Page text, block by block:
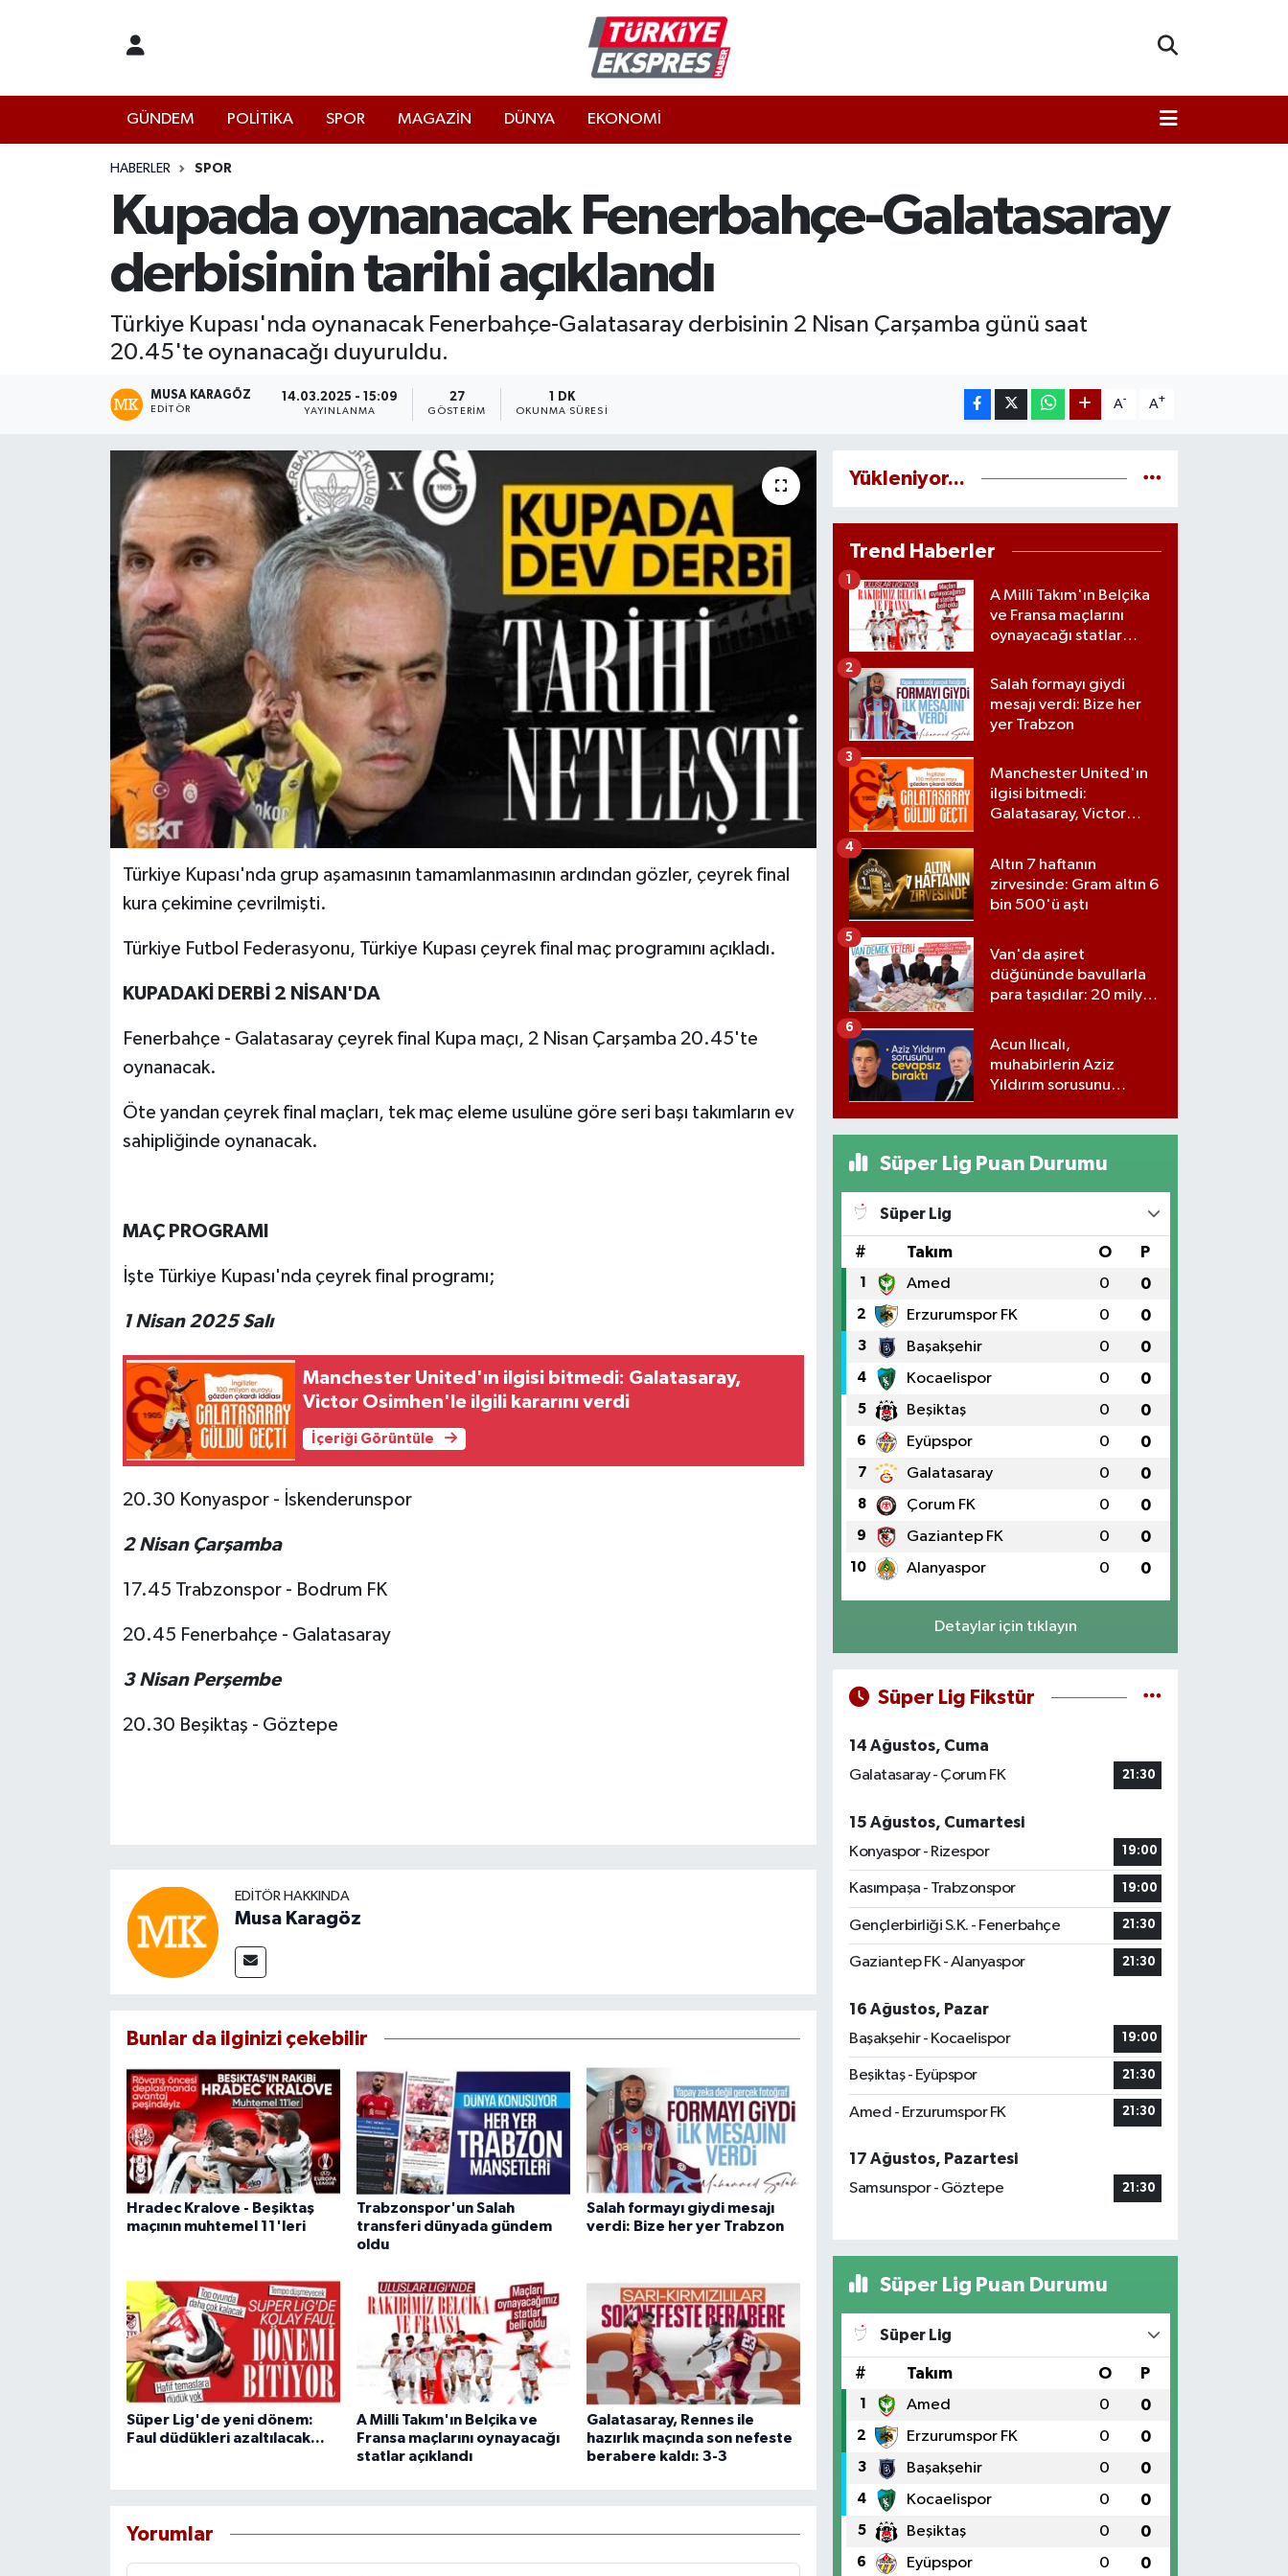
GÜNDEM POLİTİKA SPOR MAGAZİN DÜNYA EKONOMİ
HABERLER SPOR
Kupada oynanacak Fenerbahçe-Galatasaray
derbisinin tarihi açıklandı
Türkiye Kupası'nda oynanacak Fenerbahçe-Galatasaray derbisinin 2 Nisan Çarşamba günü saat
20.45'te oynanacağı duyuruldu.
MUSA KARAGÖZ
EDITÖR
14.03.2025 - 15:09
YAYINLANMA
27
GÖSTERIM
1 DK
OKUNMA SÜRESI
A- A+
Türkiye Kupası'nda grup aşamasının tamamlanmasının ardından gözler, çeyrek final
kura çekimine çevrilmişti.
Türkiye Futbol Federasyonu, Türkiye Kupası çeyrek final maç programını açıkladı.
KUPADAKİ DERBİ 2 NİSAN'DA
Fenerbahçe - Galatasaray çeyrek final Kupa maçı, 2 Nisan Çarşamba 20.45'te
oynanacak.
Öte yandan çeyrek final maçları, tek maç eleme usulüne göre seri başı takımların ev
sahipliğinde oynanacak.
MAÇ PROGRAMI
İşte Türkiye Kupası'nda çeyrek final programı;
1 Nisan 2025 Salı
Manchester United'ın ilgisi bitmedi: Galatasaray,
Victor Osimhen'le ilgili kararını verdi
İçeriği Görüntüle
20.30 Konyaspor - İskenderunspor
2 Nisan Çarşamba
17.45 Trabzonspor - Bodrum FK
20.45 Fenerbahçe - Galatasaray
3 Nisan Perşembe
20.30 Beşiktaş - Göztepe
EDITÖR HAKKINDA
Musa Karagöz
Bunlar da ilginizi çekebilir
Hradec Kralove - Beşiktaş
maçının muhtemel 11'leri
Trabzonspor'un Salah
transferi dünyada gündem
oldu
Salah formayı giydi mesajı
verdi: Bize her yer Trabzon
Süper Lig'de yeni dönem:
Faul düdükleri azaltılacak...
A Milli Takım'ın Belçika ve
Fransa maçlarını oynayacağı
statlar açıklandı
Galatasaray, Rennes ile
hazırlık maçında son nefeste
berabere kaldı: 3-3
Yorumlar
Yükleniyor...
Trend Haberler
A Milli Takım'ın Belçika
ve Fransa maçlarını
oynayacağı statlar
1
Salah formayı giydi
mesajı verdi: Bize her
yer Trabzon
2
Manchester United'ın
ilgisi bitmedi:
Galatasaray, Victor
verdi
3
Altın 7 haftanın
zirvesinde: Gram altın 6
bin 500'ü aştı
4
Van'da aşiret
düğününde bavullarla
para taşıdılar: 20 milyon
5
Acun Ilıcalı,
muhabirlerin Aziz
Yıldırım sorusunu
6
Süper Lig Puan Durumu
Süper Lig
# Takım O P
1 Amed 0 0
2 Erzurumspor FK 0 0
3 Başakşehir 0 0
4 Kocaelispor 0 0
5 Beşiktaş 0 0
6 Eyüpspor 0 0
7 Galatasaray 0 0
8 Çorum FK 0 0
9 Gaziantep FK 0 0
10 Alanyaspor 0 0
Detaylar için tıklayın
Süper Lig Fikstür
14 Ağustos, Cuma
Galatasaray - Çorum FK
21:30
15 Ağustos, Cumartesi
Konyaspor - Rizespor
19:00
Kasımpaşa - Trabzonspor 19:00
Gençlerbirliği S.K. - Fenerbahçe 21:30
Gaziantep FK - Alanyaspor 21:30
16 Ağustos, Pazar
Başakşehir - Kocaelispor
19:00
Beşiktaş - Eyüpspor 21:30
Amed - Erzurumspor FK 21:30
17 Ağustos, Pazartesi
Samsunspor - Göztepe
21:30
Süper Lig Puan Durumu
Süper Lig
# Takım O P
1 Amed 0 0
2 Erzurumspor FK 0 0
3 Başakşehir 0 0
4 Kocaelispor 0 0
5 Beşiktaş 0 0
6 Eyüpspor 0 0
İstanbul Hava Durumu
İstanbul Namaz Vakitleri
İstanbul Trafik Yoğunluk Haritası
Süper Lig Puan Durumu ve Fikstür
Tüm Manşetler
Haber Arşivi